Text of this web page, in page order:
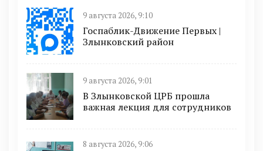
9 августа 2026, 9:10
Госпаблик-Движение Первых |
Злынковский район
9 августа 2026, 9:01
В Злынковской ЦРБ прошла
важная лекция для сотрудников
8 августа 2026, 9:06